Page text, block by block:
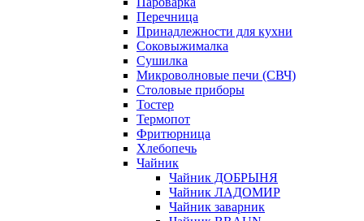
Перечница
Принадлежности для кухни
Соковыжималка
Сушилка
Микроволновые печи (СВЧ)
Столовые приборы
Тостер
Термопот
Фритюрница
Хлебопечь
Чайник
Чайник ДОБРЫНЯ
Чайник ЛАДОМИР
Чайник заварник